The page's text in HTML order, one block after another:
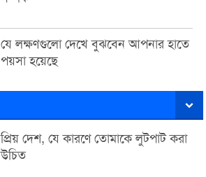
যে লক্ষণগুলো দেখে বুঝবেন আপনার হাতে
পয়সা হয়েছে
প্রিয় দেশ, যে কারণে তোমাকে লুটপাট করা
উচিত